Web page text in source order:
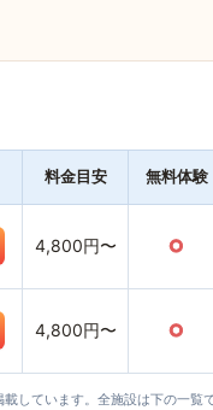
料金目安 無料体験
4,800円〜 ○
4,800円〜 ○
しています。全施設は下の一覧